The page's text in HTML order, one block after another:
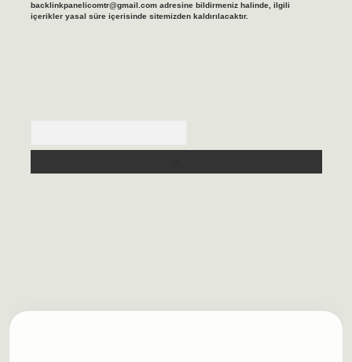
backlinkpanelicomtr@gmail.comadresine bildirmeniz halinde, ilgili
içerikler yasal süre içerisinde sitemizden kaldırılacaktır.